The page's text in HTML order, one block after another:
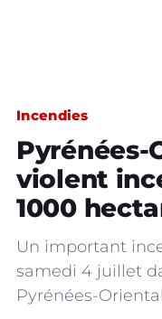
Incendies
Pyrénées-
violent
1000
Un important
samedi 4 juillet
Pyrénées-